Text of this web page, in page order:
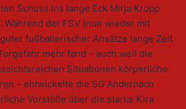
Schuss ins lange Eck Mirja Kropp
Während der FSV (nun wieder mit
fußballerischer Ansätze lange Zeit
mehr fand – auch weil die
Situationen körperliche
– entwickelte die SG Andernach
Vorstöße über die starke Kira